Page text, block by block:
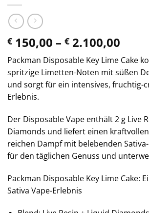
€ 150,00 – € 2.100,00
€
bis
€
Packman Disposable Key Lime Cake
spritzige Limetten-Noten mit süßen
und sorgt für ein intensives, fruchtig-
Erlebnis.
Der Disposable Vape enthält 2 g Live
Diamonds und liefert einen
reichen Dampf mit belebenden
für den täglichen Genuss und
Packman Disposable Key Lime Cake:
Sativa Vape-Erlebnis